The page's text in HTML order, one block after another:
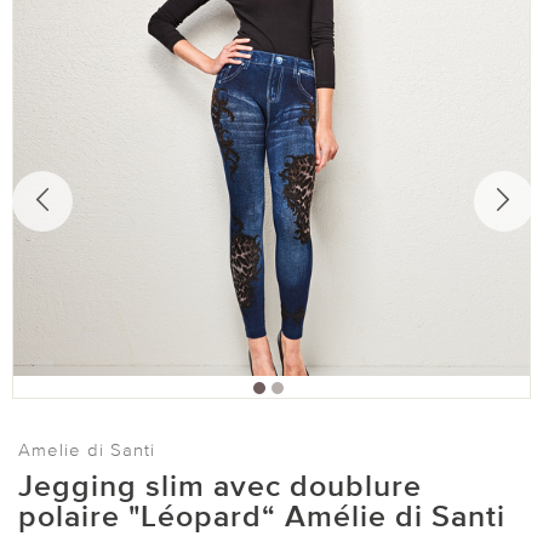
Amelie di Santi
Jegging slim avec doublure
polaire "Léopard“ Amélie di Santi